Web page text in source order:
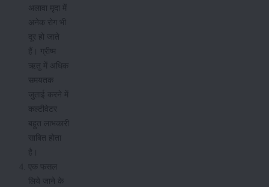
अलावा मृदा में
अनेक रोग भी
दूर हो जाते
हैं। ग्रीष्म
ऋतु में अधिक
समयतक
जुताई करने में
कल्टीवेटर
बहुत लाभकारी
साबित होता
है।
एक फसल
लिये जाने के